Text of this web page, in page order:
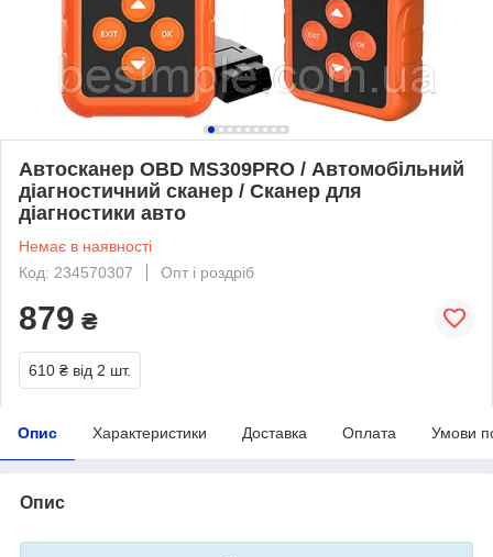
Автосканер OBD MS309PRO / Автомобільний
діагностичний сканер / Сканер для
діагностики авто
Немає в наявності
Код: 234570307
Опт і роздріб
879 ₴
610 ₴ від 2 шт.
Опис Характеристики Доставка Оплата Умови
Опис